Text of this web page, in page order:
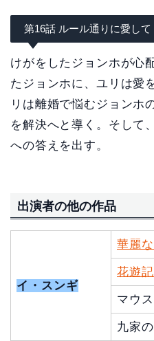
第16話 ルール通りに愛して
けがをしたジョンホが心
たジョンホに、ユリは愛
リは離婚で悩むジョンホ
を解決へと導く。そして
への答えを出す。
出演者の他の作品
イ・スンギ
華麗
花遊
マウ
九家